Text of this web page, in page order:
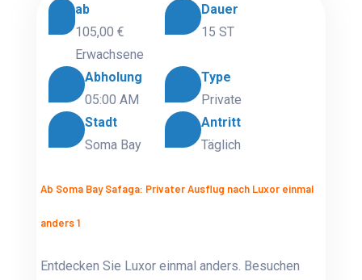
ab
105,00 €
Erwachsene
Dauer
15 ST
Abholung
05:00 AM
Type
Private
Stadt
Soma Bay
Antritt
Täglich
Ab Soma Bay Safaga: Privater Ausflug nach Luxor einmal
anders 1
Entdecken Sie Luxor einmal anders. Besuchen